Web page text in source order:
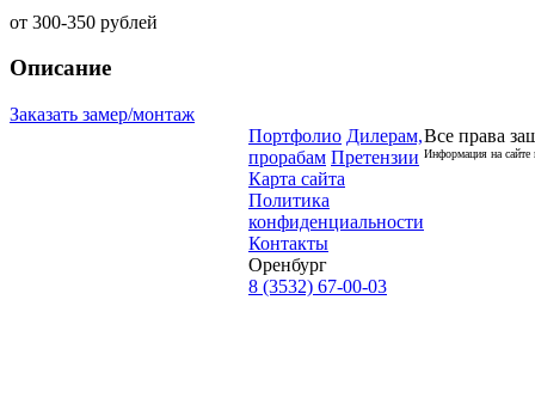
от 300-350 рублей
Описание
Заказать замер/монтаж
Портфолио Дилерам,
прорабам Претензии
Карта сайта
Политика
конфиденциальности
Контакты
Оренбург
8 (3532) 67-00-03
Все права
Информация на сайте